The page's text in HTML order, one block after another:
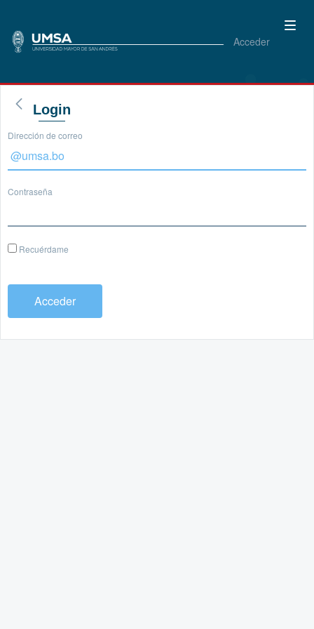
Acceder
Login
Dirección de correo
Contraseña
Recuérdame
Acceder